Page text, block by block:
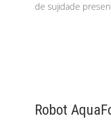
de sujidade
Robot